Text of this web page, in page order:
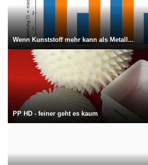
Wenn Kunststoff mehr kann als Metall...
PP HD - feiner geht es kaum